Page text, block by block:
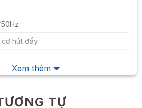
hút đẩy
Xem thêm
TỰ